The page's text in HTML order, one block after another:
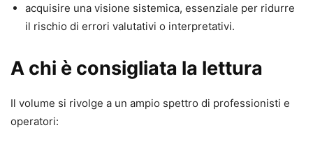
acquisire una visione sistemica, essenziale per ridurre
il rischio di errori valutativi o interpretativi.
A chi è consigliata la lettura
Il volume si rivolge a un ampio spettro di professionisti e
operatori: